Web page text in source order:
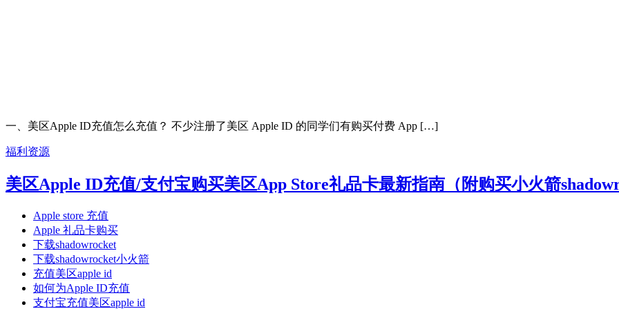
一、美区Apple ID充值怎么充值？ 不少注册了美区 Apple ID 的同学们有购买付费 App […]
福利资源
美区Apple ID充值/支付宝购买美区App Store礼品卡最新指南（附购买小火箭
Apple store 充值
Apple 礼品卡购买
下载shadowrocket
下载shadowrocket小火箭
充值美区apple id
如何为Apple ID充值
支付宝充值美区apple id